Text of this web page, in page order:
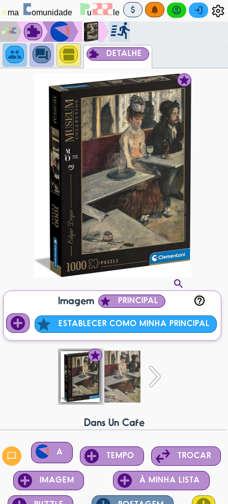
DETALHE
Imagem PRINCIPAL
ESTABLECER COMO MINHA PRINCIPAL
Dans Un Cafe
A TEMPO TROCAR
IMAGEM À MINHA LISTA